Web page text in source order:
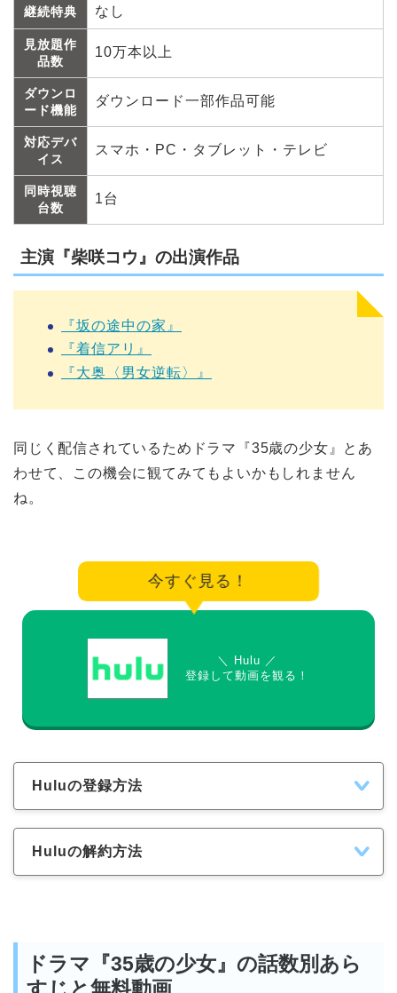
継続特典 なし
見放題作
品数
10万本以上
ダウンロ
ード機能
ダウンロード一部作品可能
対応デバ
イス
スマホ・PC・タブレット・テレビ
同時視聴
台数
1台
主演『柴咲コウ』の出演作品
『坂の途中の家』
『着信アリ』
『大奥〈男女逆転〉』
同じく配信されているためドラマ『35歳の少女』とあ
わせて、この機会に観てみてもよいかもしれません
ね。
今すぐ見る！
＼ Hulu ／
登録して動画を観る！
Huluの登録方法
Huluの解約方法
ドラマ『35歳の少女』の話数別あら